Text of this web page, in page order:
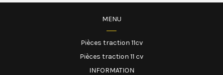
MENU
Pièces traction 11cv
Pièces traction 11 cv
INFORMATION